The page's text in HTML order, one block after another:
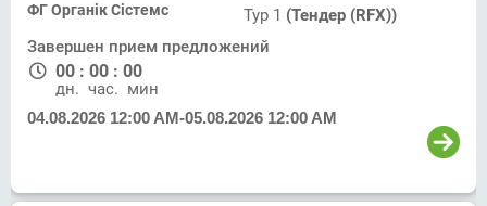
ФГ Органік Сістемс
Тур 1 (Тендер (RFX))
Завершен прием предложений
00 : 00 : 00
дн. час. мин.
04.08.2026 12:00 AM-05.08.2026 12:00 AM